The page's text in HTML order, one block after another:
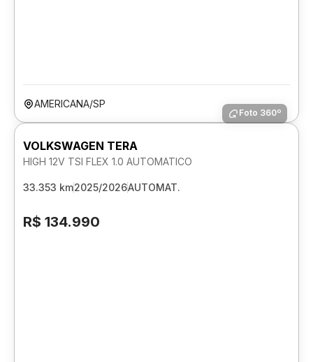
AMERICANA/SP
Foto 360º
VOLKSWAGEN TERA
HIGH 12V TSI FLEX 1.0 AUTOMATICO
33.353 km2025/2026AUTOMAT.
R$ 134.990